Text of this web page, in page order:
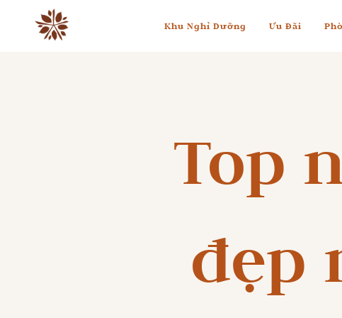
Khu Nghỉ Dưỡng Ưu Đãi
Top
đẹp